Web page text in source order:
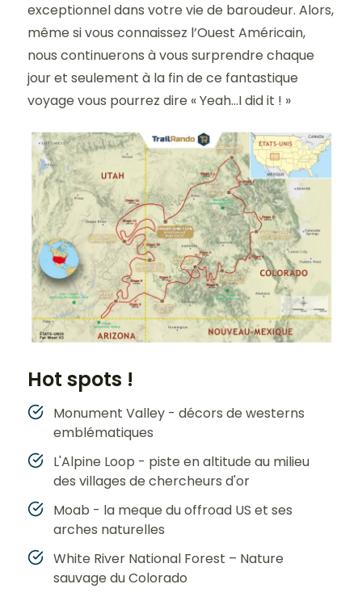
exceptionnel dans votre vie de baroudeur. Alors,
même si vous connaissez l’Ouest Américain,
nous continuerons à vous surprendre chaque
jour et seulement à la fin de ce fantastique
voyage vous pourrez dire « Yeah…I did it ! »
Hot spots !
Monument Valley - décors de westerns
emblématiques
L'Alpine Loop - piste en altitude au milieu
des villages de chercheurs d'or
Moab - la meque du offroad US et ses
arches naturelles
White River National Forest – Nature
sauvage du Colorado